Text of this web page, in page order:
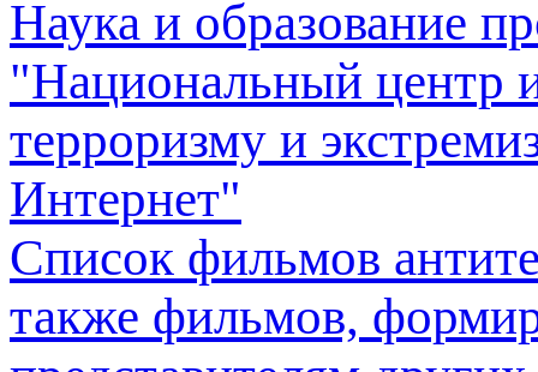
терроризму и
Интернет"
Список фильмов
также фильмов,
представителям